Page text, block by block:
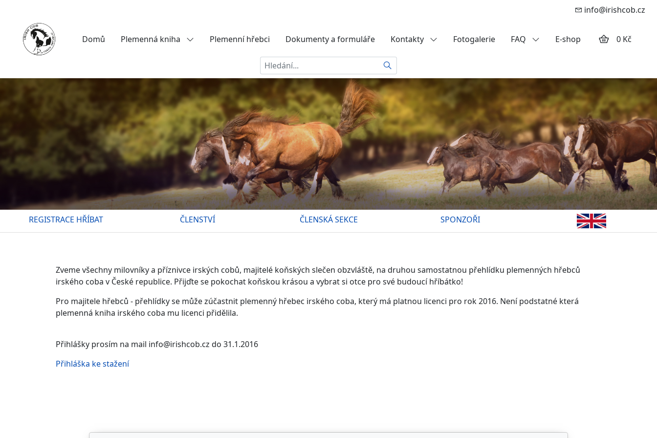
info@irishcob.cz
Domů Plemenná kniha Plemenní hřebci Dokumenty a formuláře Kontakty Fotogalerie FAQ E-shop 0 Kč
Hledat
REGISTRACE HŘÍBAT ČLENSTVÍ ČLENSKÁ SEKCE SPONZOŘI
Zveme všechny milovníky a příznivce irských cobů, majitelé koňských slečen obzvláště, na druhou samostatnou přehlídku plemenných hřebců
irského coba v České republice. Přijďte se pokochat koňskou krásou a vybrat si otce pro své budoucí hříbátko!
Pro majitele hřebců - přehlídky se může zúčastnit plemenný hřebec irského coba, který má platnou licenci pro rok 2016. Není podstatné která
plemenná kniha irského coba mu licenci přidělila.
Přihlášky prosím na mail info@irishcob.cz do 31.1.2016
Přihláška ke stažení